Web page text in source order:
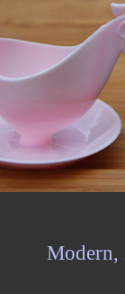
Modern,